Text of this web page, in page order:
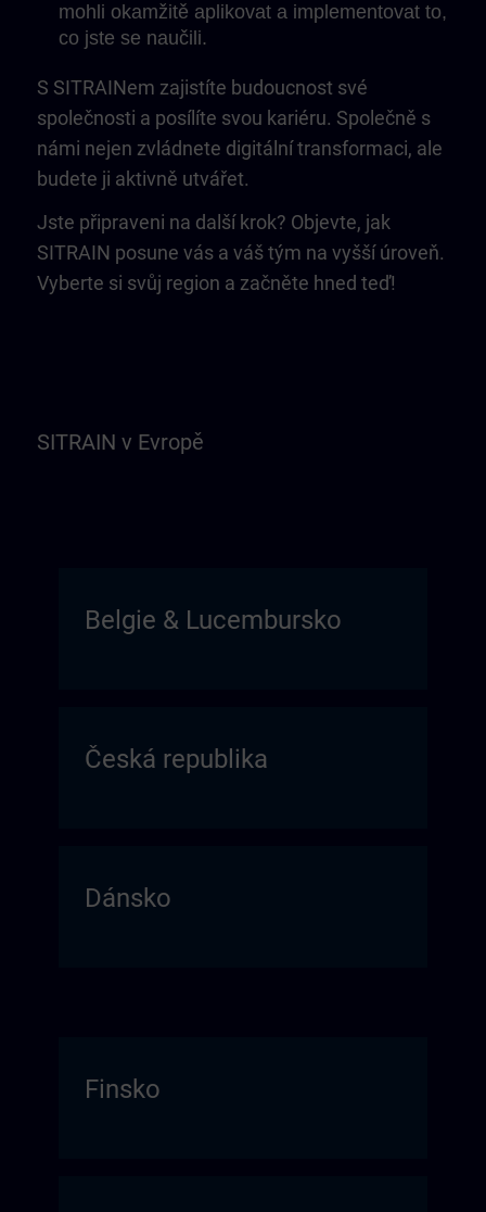
mohli okamžitě aplikovat a implementovat to,
co jste se naučili.
S SITRAINem zajistíte budoucnost své
společnosti a posílíte svou kariéru. Společně s
námi nejen zvládnete digitální transformaci, ale
budete ji aktivně utvářet.
Jste připraveni na další krok? Objevte, jak
SITRAIN posune vás a váš tým na vyšší úroveň.
Vyberte si svůj region a začněte hned teď!
SITRAIN v Evropě
Belgie & Lucembursko
Česká republika
Dánsko
Finsko